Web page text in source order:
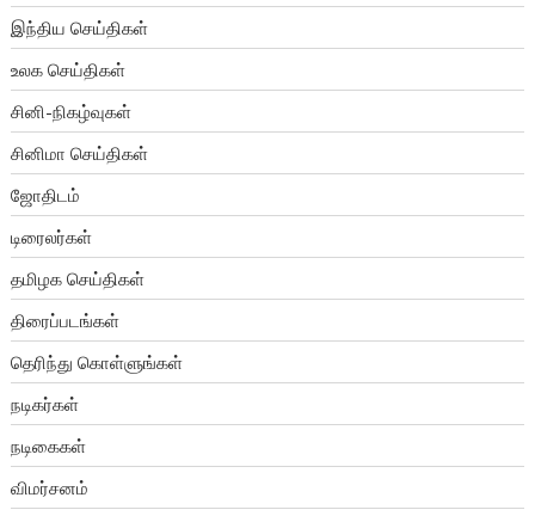
இந்திய செய்திகள்
உலக செய்திகள்
சினி-நிகழ்வுகள்
சினிமா செய்திகள்
ஜோதிடம்
டிரைலர்கள்
தமிழக செய்திகள்
திரைப்படங்கள்
தெரிந்து கொள்ளுங்கள்
நடிகர்கள்
நடிகைகள்
விமர்சனம்